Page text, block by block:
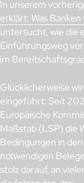
In unserem
erklärt: Was
untersucht, wie die
Einführungsweg
im
Glücklicherweise
eingeführt: Seit
Europäische
Maßstab (LSP) die
Bedingungen in
notwendigen
stolz darauf, an